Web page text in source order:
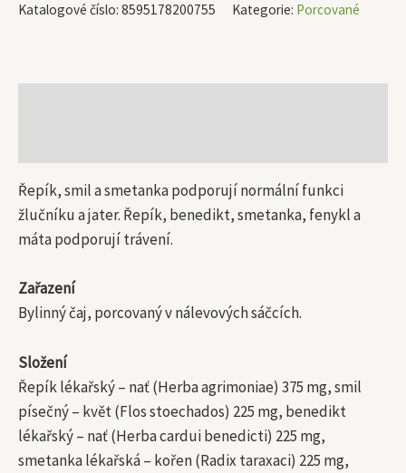
Katalogové číslo: 8595178200755 Kategorie: Porcované
Řepík, smil a smetanka podporují normální funkci
žlučníku a jater. Řepík, benedikt, smetanka, fenykl a
máta podporují trávení.
Zařazení
Bylinný čaj, porcovaný v nálevových sáčcích.
Složení
Řepík lékařský – nať (Herba agrimoniae) 375 mg, smil
písečný – květ (Flos stoechados) 225 mg, benedikt
lékařský – nať (Herba cardui benedicti) 225 mg,
smetanka lékařská – kořen (Radix taraxaci) 225 mg,